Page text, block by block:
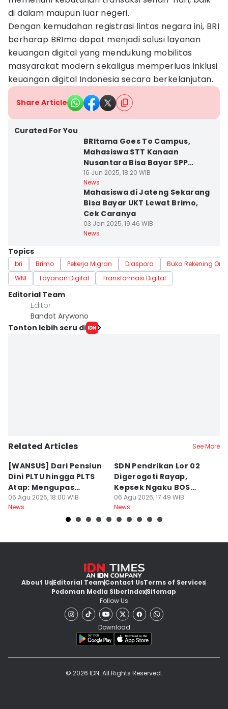
di dalam maupun luar negeri.
Dengan kemudahan registrasi lintas negara ini, BRI
berharap BRImo dapat menjadi solusi layanan
keuangan digital yang mendukung mobilitas
masyarakat modern sekaligus memperluas inklusi
keuangan digital Indonesia secara berkelanjutan.
Share Article
Curated For You
BRItama Goes To Campus,
Mahasiswa STT Kanaan
Nusantara Bisa Bayar SPP
Lewat BRImo
16 Jun 2025, 18:20 WIB
News
Mahasiswa di Jateng Sekarang
Bisa Bayar UKT Lewat Brimo,
Cek Caranya
03 Jan 2025, 19:46 WIB
News
Topics
bri Brimo Pekerja Migran Diaspora
Buka Rekening
WNI
Layanan Digital Transformasi Digital
Editorial Team
Editor
Bandot Arywono
Tonton lebih seru di
Related Articles See More
[WANSUS] Dari Pensiun
Dini PLTU hingga PLTS
Atap: Mengupas
Sengkarut Bisnis Energi
di Indonesia
06 Agu 2026, 18:00 WIB
News
SDN Pendrikan Lor 02
Digerogoti Rayap,
Kepsek Ngaku BOS
Cuma Rp54 Juta
06 Agu 2026, 17:49 WIB
News
About UsEditorial TeamContact UsTerms of Services
Pedoman Media SiberIndexSitemap
Follow Us
Download
© 2026 IDN. All Rights Reserved.